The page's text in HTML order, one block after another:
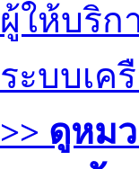
ผู้ให้บริก
ระบบเค
>> ดูหม